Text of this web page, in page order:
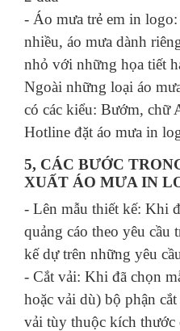
- Áo mưa trẻ em in
nhiều, áo mưa dành
nhỏ với những họa tiết
Ngoài những loại áo
có các kiểu: Bướm,
Hotline đặt áo mưa in
5, CÁC BƯỚC
XUẤT ÁO MƯA IN
- Lên mẫu thiết kế: Khi
quảng cáo theo yêu cầu
kế dự trên những yêu
- Cắt vải: Khi đã chọn
hoặc vải dù) bộ phận
vải tùy thuộc kích thước